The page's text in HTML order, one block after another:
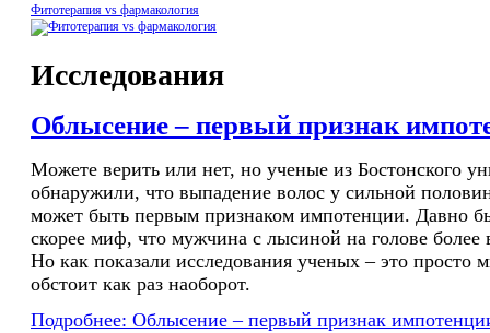
Фитотерапия vs фармакология
Исследования
Облысение – первый признак
Можете верить или нет, но ученые из Бостонского
обнаружили, что выпадение волос у сильной
может быть первым признаком импотенции. Давно
скорее миф, что мужчина с лысиной на голове более
Но как показали исследования ученых – это просто
обстоит как раз наоборот.
Подробнее: Облысение – первый признак